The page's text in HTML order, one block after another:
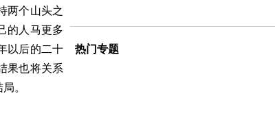
两个山头之
的人马更多
以后的二十
果也将关系
。
热门专题